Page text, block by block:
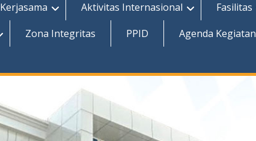
Kerjasama Aktivitas Internasional Fasilitas
Zona Integritas PPID Agenda Kegiatan